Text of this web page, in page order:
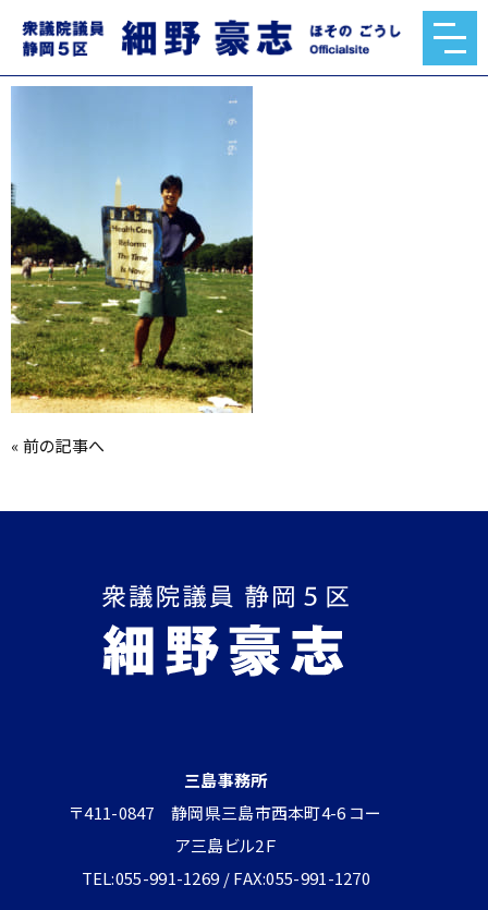
ワシントン
2020.11.10
«前の記事へ
三島事務所
〒411-0847 静岡県三島市西本町4-6 コー
ア三島ビル2Ｆ
TEL:055-991-1269 / FAX:055-991-1270